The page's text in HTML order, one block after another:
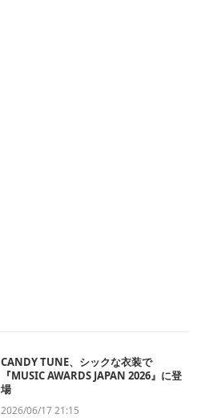
CANDY TUNE、シックな衣装で
『MUSIC AWARDS JAPAN 2026』に登
場
2026/06/17 21:15